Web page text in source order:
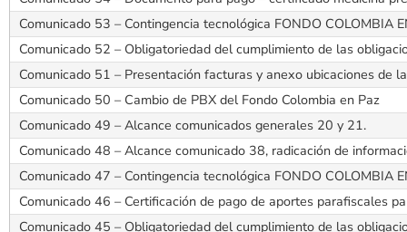
Comunicado 53 – Contingencia tecnológica FONDO COLOMBIA
Comunicado 52 – Obligatoriedad del cumplimiento de las
Comunicado 51 – Presentación facturas y anexo ubicaciones de
Comunicado 50 – Cambio de PBX del Fondo Colombia en Paz
Comunicado 49 – Alcance comunicados generales 20 y 21.
Comunicado 48 – Alcance comunicado 38, radicación de
Comunicado 47 – Contingencia tecnológica FONDO COLOMBIA
Comunicado 46 – Certificación de pago de aportes parafiscales
Comunicado 45 – Obligatoriedad del cumplimiento de las